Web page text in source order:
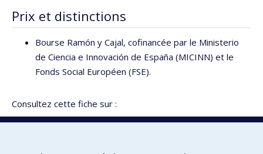
Prix et distinctions
Bourse Ramón y Cajal, cofinancée par le Ministerio
de Ciencia e Innovación de España (MICINN) et le
Fonds Social Européen (FSE).
Consultez cette fiche sur :
Vitrine de la recherche